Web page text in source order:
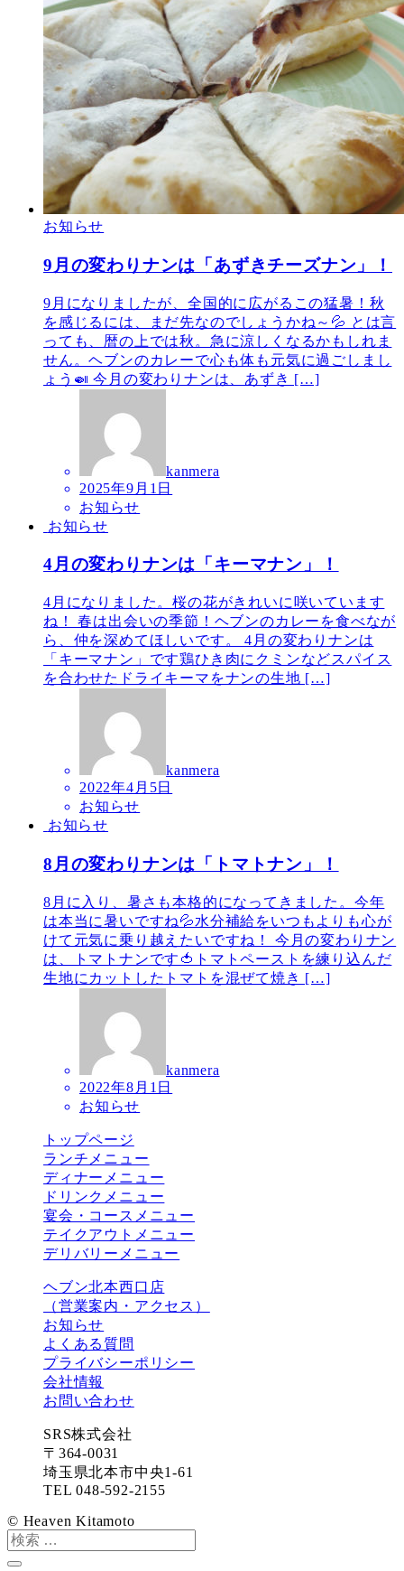
お知らせ
9月の変わりナンは「あずきチーズナン」！
9月になりましたが、全国的に広がるこの猛暑！秋
を感じるには、まだ先なのでしょうかね～💦 とは言
っても、暦の上では秋。急に涼しくなるかもしれま
せん。ヘブンのカレーで心も体も元気に過ごしまし
ょう🍛 今月の変わりナンは、あずき […]
kanmera
2025年9月1日
お知らせ
お知らせ
4月の変わりナンは「キーマナン」！
4月になりました。桜の花がきれいに咲いています
ね！ 春は出会いの季節！ヘブンのカレーを食べなが
ら、仲を深めてほしいです。 4月の変わりナンは
「キーマナン」です鶏ひき肉にクミンなどスパイス
を合わせたドライキーマをナンの生地 […]
kanmera
2022年4月5日
お知らせ
お知らせ
8月の変わりナンは「トマトナン」！
8月に入り、暑さも本格的になってきました。今年
は本当に暑いですね💦水分補給をいつもよりも心が
けて元気に乗り越えたいですね！ 今月の変わりナン
は、トマトナンです🍅トマトペーストを練り込んだ
生地にカットしたトマトを混ぜて焼き […]
kanmera
2022年8月1日
お知らせ
トップページ
ランチメニュー
ディナーメニュー
ドリンクメニュー
宴会・コースメニュー
テイクアウトメニュー
デリバリーメニュー
ヘブン北本西口店
（営業案内・アクセス）
お知らせ
よくある質問
プライバシーポリシー
会社情報
お問い合わせ
SRS株式会社
〒364-0031
埼玉県北本市中央1-61
TEL 048-592-2155
© Heaven Kitamoto
検
索